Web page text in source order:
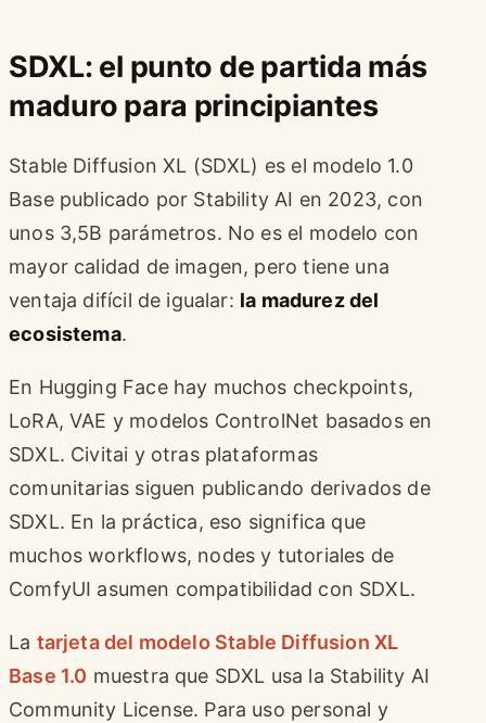
SDXL: el punto de partida más
maduro para principiantes
Stable Diffusion XL (SDXL) es el modelo 1.0
Base publicado por Stability AI en 2023, con
unos 3,5B parámetros. No es el modelo con
mayor calidad de imagen, pero tiene una
ventaja difícil de igualar: la madurez del
ecosistema.
En Hugging Face hay muchos checkpoints,
LoRA, VAE y modelos ControlNet basados en
SDXL. Civitai y otras plataformas
comunitarias siguen publicando derivados de
SDXL. En la práctica, eso significa que
muchos workflows, nodes y tutoriales de
ComfyUI asumen compatibilidad con SDXL.
La tarjeta del modelo Stable Diffusion XL
Base 1.0 muestra que SDXL usa la Stability AI
Community License. Para uso personal y